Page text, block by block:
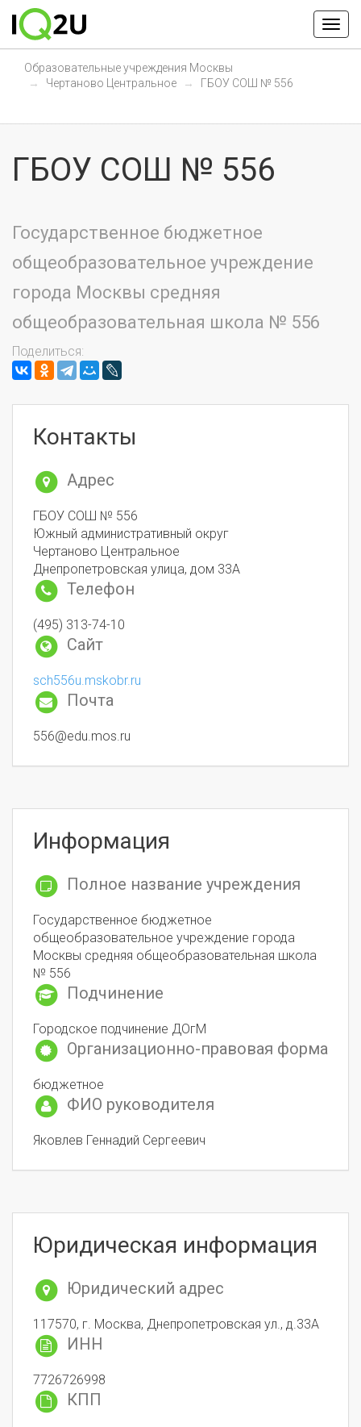
Образовательные учреждения Москвы
Чертаново Центральное
ГБОУ СОШ № 556
ГБОУ СОШ № 556
Государственное бюджетное
общеобразовательное учреждение
города Москвы средняя
общеобразовательная школа № 556
Поделиться:
Контакты
Адрес
ГБОУ СОШ № 556
Южный административный округ
Чертаново Центральное
Днепропетровская улица, дом 33А
Телефон
(495) 313-74-10
Сайт
sch556u.mskobr.ru
Почта
556@edu.mos.ru
Информация
Полное название учреждения
Государственное бюджетное
общеобразовательное учреждение города
Москвы средняя общеобразовательная школа
№ 556
Подчинение
Городское подчинение ДОгМ
Организационно-правовая форма
бюджетное
ФИО руководителя
Яковлев Геннадий Сергеевич
Юридическая информация
Юридический адрес
117570, г. Москва, Днепропетровская ул., д.33А
ИНН
7726726998
КПП